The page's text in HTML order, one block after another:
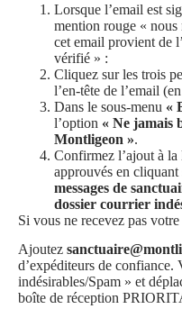
Lorsque l’email est
mention rouge «
cet email provient de
vérifié » :
Cliquez sur les trois
l’en-tête de l’email
Dans le sous-menu «
l’option « Ne jamais
Montligeon ».
Confirmez l’ajout à la
approuvés en cliquant
messages de
dossier courrier
Si vous ne recevez pas
Ajoutez
d’expéditeurs de
indésirables/Spam » et
boîte de réception